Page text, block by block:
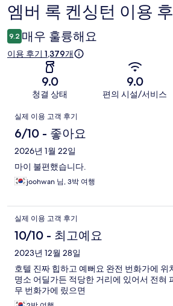
이
용
후
엠버 록 켄싱턴 이용
9.2 매우 훌륭해요
이용 후기 1,379개
9.0
청결 상태
9.0
편의 시설/서비스
이
용
후
기
실제 이용 고객 후기
6/10 - 좋아요
2026년 1월 22일
마이 불편했습니다.
joohwan 님, 3박 여행
실제 이용 고객 후기
10/10 - 최고예요
2023년 12월 28일
호텔 진짜 힙하고 예뻐요 완전 번화가에 위
명소 어딜가든 적당한 거리에 있어서 전혀
무 번화가에 맀으면